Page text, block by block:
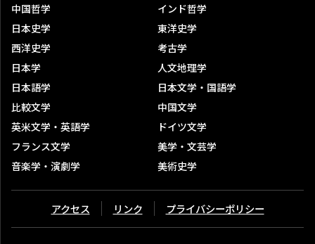
高度副プログラム「グローバル・ジャパン・スタディー
ズ」
研究科専門分野・コース紹介
中国哲学
インド哲学
日本史学
東洋史学
西洋史学
考古学
日本学
人文地理学
日本語学
日本文学・国語学
比較文学
中国文学
英米文学・英語学
ドイツ文学
フランス文学
美学・文芸学
音楽学・演劇学
美術史学
アクセス リンク プライバシーポリシー